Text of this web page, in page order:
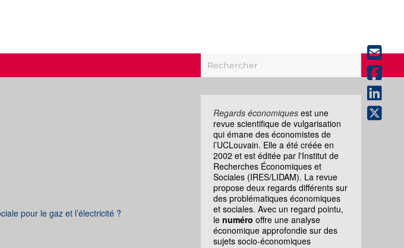
pour le gaz et l’électricité ?
Regards économiques est une
revue scientifique de vulgarisation
qui émane des économistes de
l’UCLouvain. Elle a été créée en
2002 et est éditée par l'Institut de
Recherches Économiques et
Sociales (IRES/LIDAM). La revue
propose deux regards différents sur
des problématiques économiques
et sociales. Avec un regard pointu,
le numéro offre une analyse
économique approfondie sur des
sujets socio-économiques